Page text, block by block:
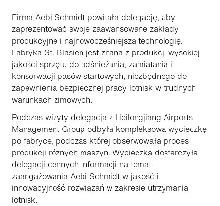
Firma Aebi Schmidt powitała delegację, aby
zaprezentować swoje zaawansowane zakłady
produkcyjne i najnowocześniejszą technologię.
Fabryka St. Blasien jest znana z produkcji wysokiej
jakości sprzętu do odśnieżania, zamiatania i
konserwacji pasów startowych, niezbędnego do
zapewnienia bezpiecznej pracy lotnisk w trudnych
warunkach zimowych.
Podczas wizyty delegacja z Heilongjiang Airports
Management Group odbyła kompleksową wycieczkę
po fabryce, podczas której obserwowała proces
produkcji różnych maszyn. Wycieczka dostarczyła
delegacji cennych informacji na temat
zaangażowania Aebi Schmidt w jakość i
innowacyjność rozwiązań w zakresie utrzymania
lotnisk.